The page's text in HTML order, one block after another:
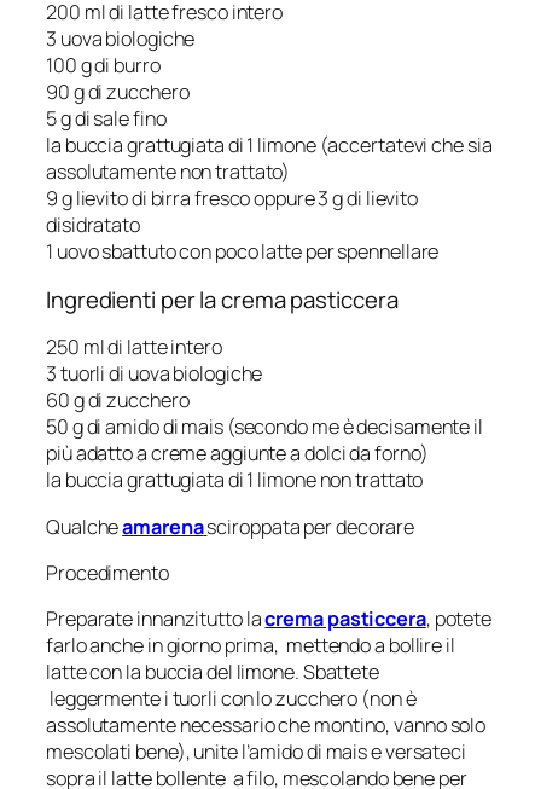
200 ml di latte fresco intero
3 uova biologiche
100 g di burro
90 g di zucchero
5 g di sale fino
la buccia grattugiata di 1 limone (accertatevi che sia
assolutamente non trattato)
9 g lievito di birra fresco oppure 3 g di lievito
disidratato
1 uovo sbattuto con poco latte per spennellare
Ingredienti per la crema pasticcera
250 ml di latte intero
3 tuorli di uova biologiche
60 g di zucchero
50 g di amido di mais (secondo me è decisamente il
più adatto a creme aggiunte a dolci da forno)
la buccia grattugiata di 1 limone non trattato
Qualcheamarenasciroppata per decorare
Procedimento
Preparate innanzitutto lacrema pasticcera, potete
farlo anche in giorno prima, mettendo a bollire il
latte con la buccia del limone. Sbattete
leggermente i tuorli con lo zucchero (non è
assolutamente necessario che montino, vanno solo
mescolati bene), unite l’amido di mais e versateci
sopra il latte bollente a filo, mescolando bene per